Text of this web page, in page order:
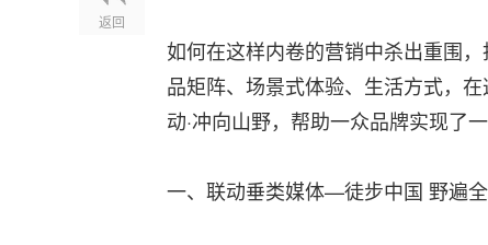
返回
如何在这样内卷的营销中杀出重围
品矩阵、场景式体验、生活方式，
动·冲向山野，帮助一众品牌实现了
一、联动垂类媒体—徒步中国 野遍